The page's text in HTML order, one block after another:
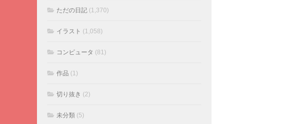
ただの日記 (1,370)
イラスト (1,058)
コンピュータ (81)
作品 (1)
切り抜き (2)
未分類 (5)